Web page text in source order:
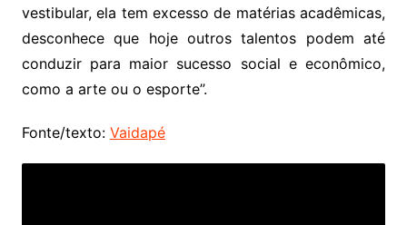
vestibular, ela tem excesso de matérias acadêmicas,
desconhece que hoje outros talentos podem até
conduzir para maior sucesso social e econômico,
como a arte ou o esporte”.
Fonte/texto: Vaidapé